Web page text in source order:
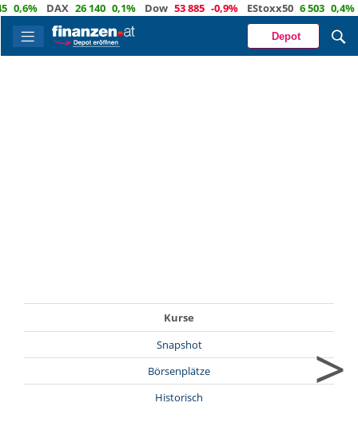
0,6% DAX 26 140 0,1% Dow 53 885 -0,9% EStoxx50 6 503 0,4%
Depot
Kurse
Snapshot
Börsenplätze
Historisch
>